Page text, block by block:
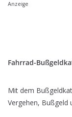
Anzeige
Fahrrad-
Mit dem
Vergehen, Bußgeld